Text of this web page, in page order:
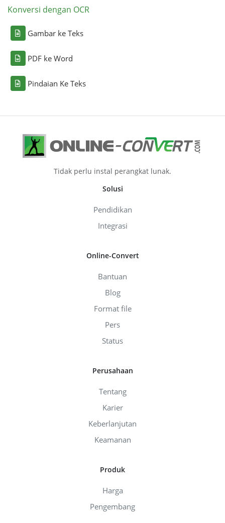
Konversi dengan OCR
Gambar ke Teks
PDF ke Word
Pindaian Ke Teks
Tidak perlu instal perangkat lunak.
Solusi
Pendidikan
Integrasi
Online-Convert
Bantuan
Blog
Format file
Pers
Status
Perusahaan
Tentang
Karier
Keberlanjutan
Keamanan
Produk
Harga
Pengembang